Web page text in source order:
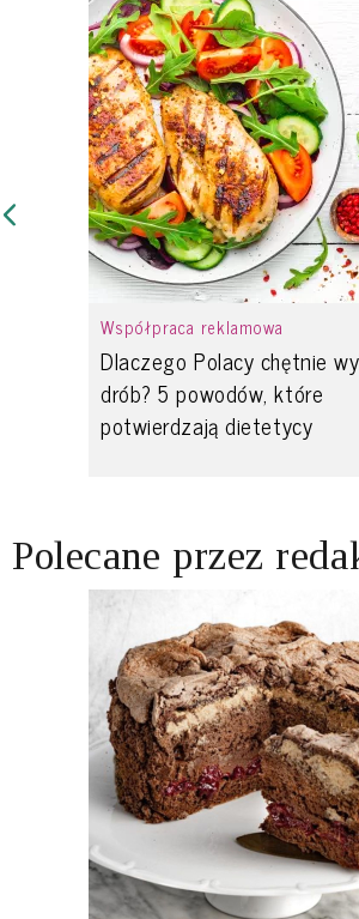
Współpraca reklamowa
Dlaczego Polacy chętnie
drób? 5 powodów, które
potwierdzają dietetycy
Polecane przez